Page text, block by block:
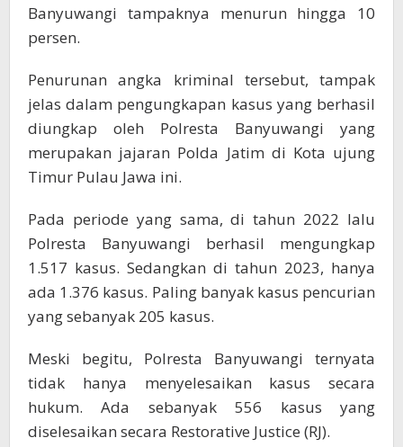
Banyuwangi tampaknya menurun hingga 10
persen.
Penurunan angka kriminal tersebut, tampak
jelas dalam pengungkapan kasus yang berhasil
diungkap oleh Polresta Banyuwangi yang
merupakan jajaran Polda Jatim di Kota ujung
Timur Pulau Jawa ini.
Pada periode yang sama, di tahun 2022 lalu
Polresta Banyuwangi berhasil mengungkap
1.517 kasus. Sedangkan di tahun 2023, hanya
ada 1.376 kasus. Paling banyak kasus pencurian
yang sebanyak 205 kasus.
Meski begitu, Polresta Banyuwangi ternyata
tidak hanya menyelesaikan kasus secara
hukum. Ada sebanyak 556 kasus yang
diselesaikan secara Restorative Justice (RJ).